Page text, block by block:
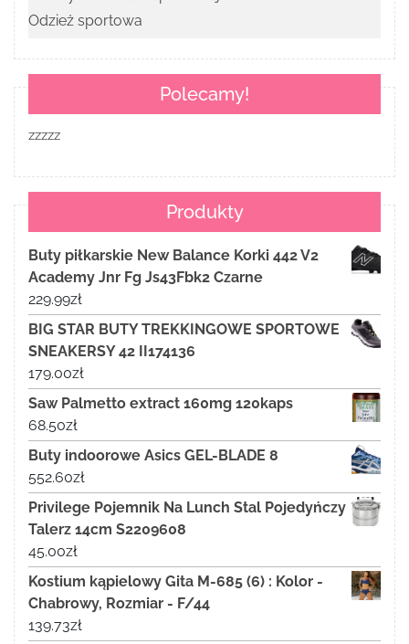
Odzież sportowa
Polecamy!
zzzzz
Produkty
Buty piłkarskie New Balance Korki 442 V2
Academy Jnr Fg Js43Fbk2 Czarne
229.99zł
BIG STAR BUTY TREKKINGOWE SPORTOWE
SNEAKERSY 42 II174136
179.00zł
Saw Palmetto extract 160mg 120kaps
68.50zł
Buty indoorowe Asics GEL-BLADE 8
552.60zł
Privilege Pojemnik Na Lunch Stal Pojedyńczy
Talerz 14cm S2209608
45.00zł
Kostium kąpielowy Gita M-685 (6) : Kolor -
Chabrowy, Rozmiar - F/44
139.73zł